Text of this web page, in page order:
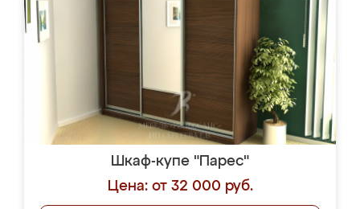
Шкаф-купе "Парес"
Цена: от 32 000 руб.